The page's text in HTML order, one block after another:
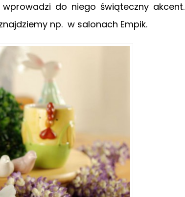
do niego świąteczny akcent.
np. w salonach Empik.